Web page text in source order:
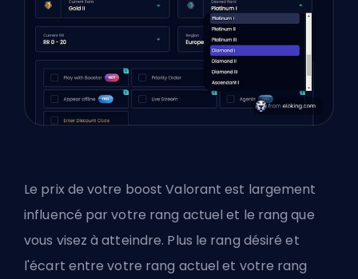
Le prix de votre boost Valorant est largement
influencé par votre rang actuel et le rang que
vous visez à atteindre. Plus le rang désiré et
l'écart entre votre rang actuel et votre rang